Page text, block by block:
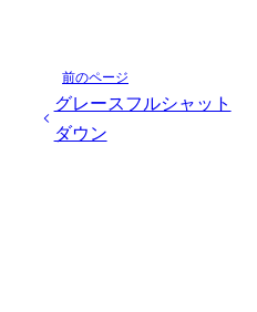
前のページ
グレースフルシャット
ダウン